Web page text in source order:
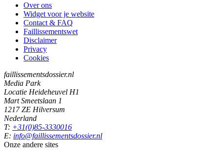
Over ons
Widget voor je website
Contact & FAQ
Faillissementswet
Disclaimer
Privacy
Cookies
faillissementsdossier.nl
Media Park
Locatie Heideheuvel H1
Mart Smeetslaan 1
1217 ZE Hilversum
Nederland
T: +31(0)85-3330016
E: info@faillissementsdossier.nl
Onze andere sites